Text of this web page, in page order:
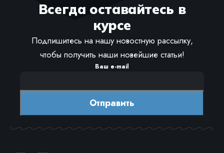
Всегда оставайтесь в
курсе
Подпишитесь на нашу новостную рассылку,
чтобы получить наши новейшие статьи!
Ваш e-mail